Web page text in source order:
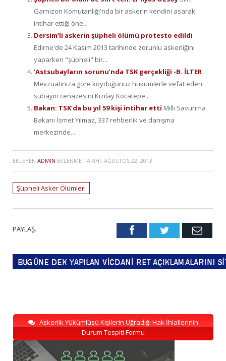
Garnizon Komutanlığı'nda bir askerin kendini asarak
intihar ettiği öne...
Dersim’li askerin şüpheli ölümü protesto edildi
Edirne'de 24 Kasım 2013 tarihinde zorunlu askerliğini
yaparken "şüpheli" bir...
‘Astsubayların sorunu’nda TSK gerçekliği -B. İLTER
Mevzuatınıza göre koyduğunuz hükümlerle vefat eden
subayın cenazesini Kızılay Kocatepe...
Bakan: TSK’da bu yıl 59 kişi intihar etti Milli Savunma
Bakanı İsmet Yılmaz, 337 rehberlik ve danışma
merkezinde...
EKLEYEN ADMIN EKLENME TARIHI: AĞUSTOS 22, 2013
Şüpheli Asker Ölümleri
PAYLAŞ. FacebookTwitter Email
Askerlik Yükümlüsü Kişilerin Uğradığı Hak İhlallerinin
Durum Tespiti Formu